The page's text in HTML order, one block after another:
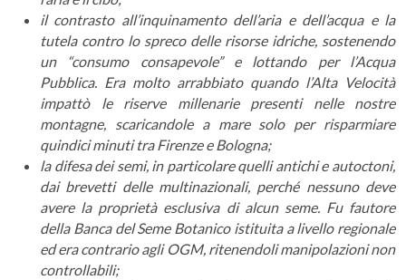
il contrasto all’inquinamento dell’aria e dell’acqua e la
tutela contro lo spreco delle risorse idriche, sostenendo
un “consumo consapevole” e lottando per l’Acqua
Pubblica. Era molto arrabbiato quando l’Alta Velocità
impattò le riserve millenarie presenti nelle nostre
montagne, scaricandole a mare solo per risparmiare
quindici minuti tra Firenze e Bologna;
la difesa dei semi, in particolare quelli antichi e autoctoni,
dai brevetti delle multinazionali, perché nessuno deve
avere la proprietà esclusiva di alcun seme. Fu fautore
della Banca del Seme Botanico istituita a livello regionale
ed era contrario agli OGM, ritenendoli manipolazioni non
controllabili;